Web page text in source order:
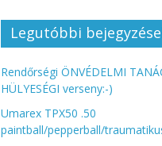
Legutóbbi
Rendőrségi ÖNVÉDELMI
HÜLYESÉGI verseny:-)
Umarex TPX50 .50
paintball/pepperball/